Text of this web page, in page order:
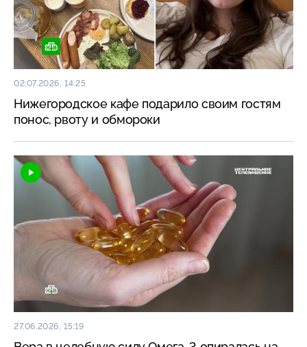
02.07.2026, 14:25
Нижегородское кафе подарило своим гостям
понос, рвоту и обмороки
27.06.2026, 15:19